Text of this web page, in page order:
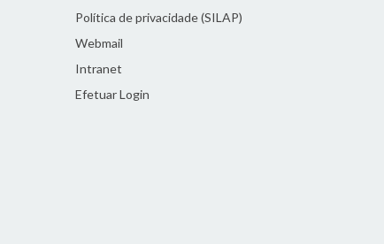
Política de privacidade (SILAP)
Webmail
Intranet
Efetuar Login